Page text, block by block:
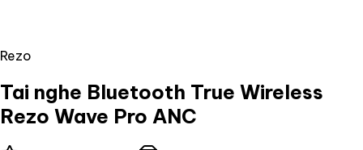
Rezo
Tai nghe Bluetooth True Wireless
Rezo Wave Pro ANC